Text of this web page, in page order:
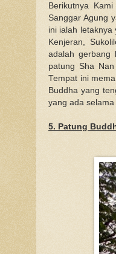
Berikutnya
Sanggar Agung
ini ialah letaknya
Kenjeran,
adalah gerbang
patung Sha
Tempat ini
Buddha yang
yang ada selama
5. Patung